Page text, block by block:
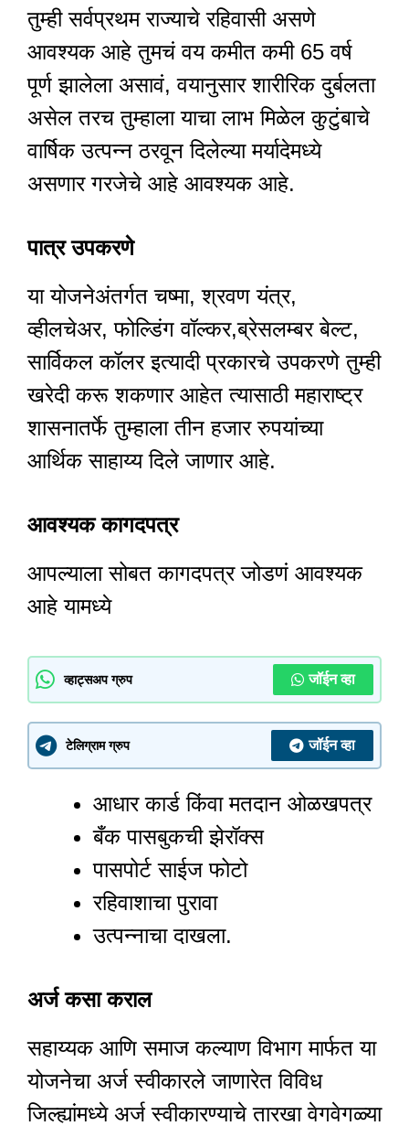
तुम्ही सर्वप्रथम राज्याचे रहिवासी असणे
आवश्यक आहे तुमचं वय कमीत कमी 65 वर्ष
पूर्ण झालेला असावं, वयानुसार शारीरिक दुर्बलता
असेल तरच तुम्हाला याचा लाभ मिळेल कुटुंबाचे
वार्षिक उत्पन्न ठरवून दिलेल्या मर्यादेमध्ये
असणार गरजेचे आहे आवश्यक आहे.
पात्र उपकरणे
या योजनेअंतर्गत चष्मा, श्रवण यंत्र,
व्हीलचेअर, फोल्डिंग वॉल्कर,ब्रेसलम्बर बेल्ट,
सार्विकल कॉलर इत्यादी प्रकारचे उपकरणे तुम्ही
खरेदी करू शकणार आहेत त्यासाठी महाराष्ट्र
शासनातर्फे तुम्हाला तीन हजार रुपयांच्या
आर्थिक साहाय्य दिले जाणार आहे.
आवश्यक कागदपत्र
आपल्याला सोबत कागदपत्र जोडणं आवश्यक
आहे यामध्ये
व्हाट्सअप ग्रुप जॉईन व्हा
टेलिग्राम ग्रुप जॉईन व्हा
आधार कार्ड किंवा मतदान ओळखपत्र
बँक पासबुकची झेरॉक्स
पासपोर्ट साईज फोटो
रहिवाशाचा पुरावा
उत्पन्नाचा दाखला.
अर्ज कसा कराल
सहाय्यक आणि समाज कल्याण विभाग मार्फत या
योजनेचा अर्ज स्वीकारले जाणारेत विविध
जिल्ह्यांमध्ये अर्ज स्वीकारण्याचे तारखा वेगवेगळ्या